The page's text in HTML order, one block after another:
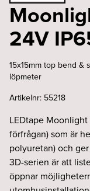
24V
15x15mm top bend &
löpmeter
Artikelnr: 55218
LEDtape
förfrågan) som är
polyuretan) och
3D-serien är att
öppnar